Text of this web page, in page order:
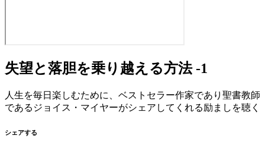
失望と落胆を乗り越える方法 -1
人生を毎日楽しむために、ベストセラー作家であり聖書教師
であるジョイス・マイヤーがシェアしてくれる励ましを聴く
シェアする